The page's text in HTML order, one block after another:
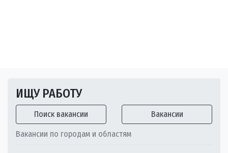
ИЩУ РАБОТУ
Поиск вакансии Вакансии
Вакансии по городам и областям